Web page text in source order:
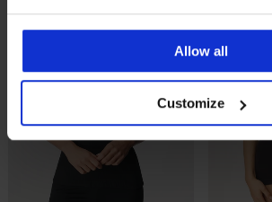
Allow all
Customize